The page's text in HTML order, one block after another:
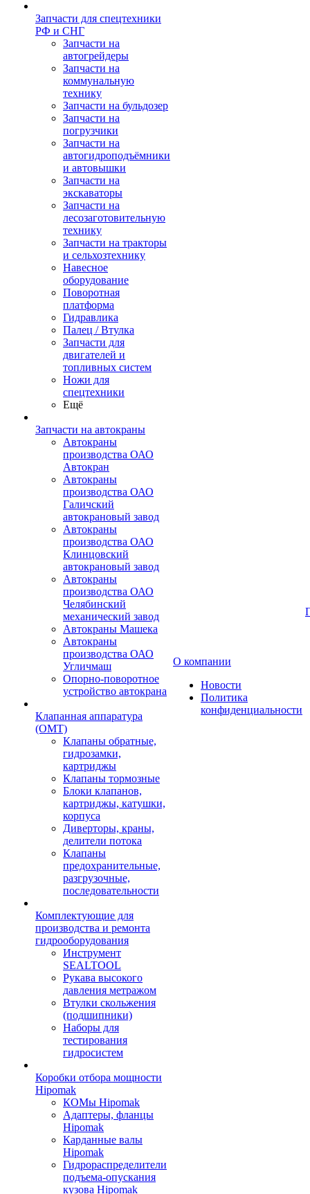
Запчасти для спецтехники
РФ и СНГ
Запчасти на
автогрейдеры
Запчасти на
коммунальную
технику
Запчасти на бульдозер
Запчасти на
погрузчики
Запчасти на
автогидроподъёмники
и автовышки
Запчасти на
экскаваторы
Запчасти на
лесозаготовительную
технику
Запчасти на тракторы
и сельхозтехнику
Навесное
оборудование
Поворотная
платформа
Гидравлика
Палец / Втулка
Запчасти для
двигателей и
топливных систем
Ножи для
спецтехники
Ещё
Запчасти на автокраны
Автокраны
производства ОАО
Автокран
Автокраны
производства ОАО
Галичский
автокрановый завод
Автокраны
производства ОАО
Клинцовский
автокрановый завод
Автокраны
производства ОАО
Челябинский
механический завод
Автокраны Машека
Автокраны
производства ОАО
Угличмаш
Опорно-поворотное
устройство автокрана
Клапанная аппаратура
(OMT)
Клапаны обратные,
гидрозамки,
картриджы
Клапаны тормозные
Блоки клапанов,
картриджы, катушки,
корпуса
Диверторы, краны,
делители потока
Клапаны
предохранительные,
разгрузочные,
последовательности
Комплектующие для
производства и ремонта
гидрооборудования
Инструмент
SEALTOOL
Рукава высокого
давления метражом
Втулки скольжения
(подшипники)
Наборы для
тестирования
гидросистем
Коробки отбора мощности
Hipomak
КОМы Hipomak
Адаптеры, фланцы
Hipomak
Карданные валы
Hipomak
Гидрораспределители
подъема-опускания
кузова Hipomak
О компании
Новости
Политика
конфиденциальности